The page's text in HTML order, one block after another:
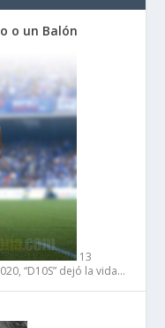
o un Balón
13
“D10S” dejó la vida…